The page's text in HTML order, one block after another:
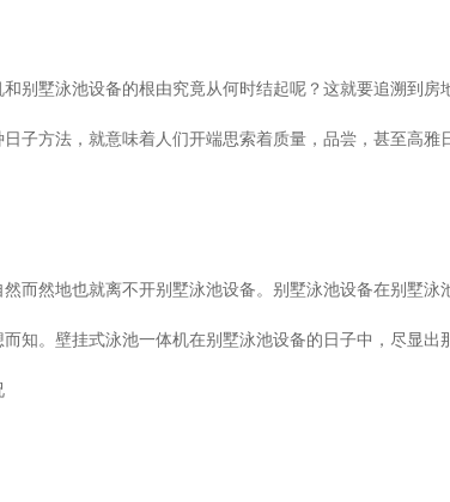
别墅泳池设备的根由究竟从何时结起呢？这就要追溯到
子方法，就意味着人们开端思索着质量，品尝，甚至高
而然地也就离不开别墅泳池设备。别墅泳池设备在别墅
知。壁挂式泳池一体机在别墅泳池设备的日子中，尽显